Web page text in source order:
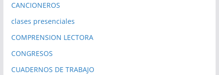
CANCIONEROS
clases presenciales
COMPRENSION LECTORA
CONGRESOS
CUADERNOS DE TRABAJO